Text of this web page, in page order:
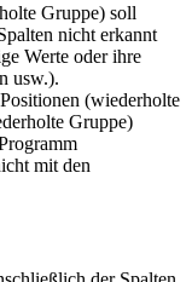
Gruppe) soll
nicht erkannt
Werte oder ihre
usw.).
(wiederholte
Gruppe)
mit den